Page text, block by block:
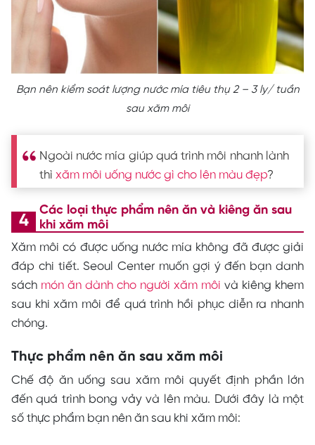
Bạn nên kiểm soát lượng nước mía tiêu thụ 2 – 3 ly/ tuần
sau xăm môi
Ngoài nước mía giúp quá trình môi nhanh lành
thì xăm môi uống nước gì cho lên màu đẹp?
Các loại thực phẩm nên ăn và kiêng ăn sau
khi xăm môi
Xăm môi có được uống nước mía không đã được giải
đáp chi tiết. Seoul Center muốn gợi ý đến bạn danh
sách món ăn dành cho người xăm môi và kiêng khem
sau khi xăm môi để quá trình hồi phục diễn ra nhanh
chóng.
Thực phẩm nên ăn sau xăm môi
Chế độ ăn uống sau xăm môi quyết định phần lớn
đến quá trình bong vảy và lên màu. Dưới đây là một
số thực phẩm bạn nên ăn sau khi xăm môi: